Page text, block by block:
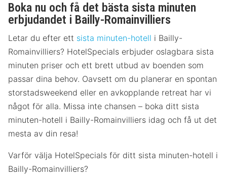
Boka nu och få det bästa sista minuten
erbjudandet i Bailly-Romainvilliers
Letar du efter ett sista minuten-hotell i Bailly-
Romainvilliers? HotelSpecials erbjuder oslagbara sista
minuten priser och ett brett utbud av boenden som
passar dina behov. Oavsett om du planerar en spontan
storstadsweekend eller en avkopplande retreat har vi
något för alla. Missa inte chansen – boka ditt sista
minuten-hotell i Bailly-Romainvilliers idag och få ut det
mesta av din resa!
Varför välja HotelSpecials för ditt sista minuten-hotell i
Bailly-Romainvilliers?